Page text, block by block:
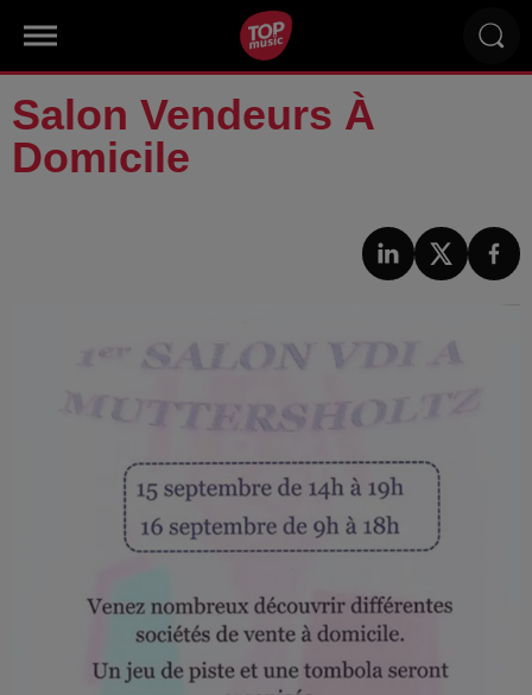
Salon Vendeurs À
Domicile